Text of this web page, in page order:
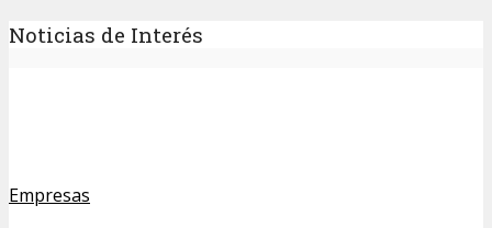
Noticias de Interés
Empresas